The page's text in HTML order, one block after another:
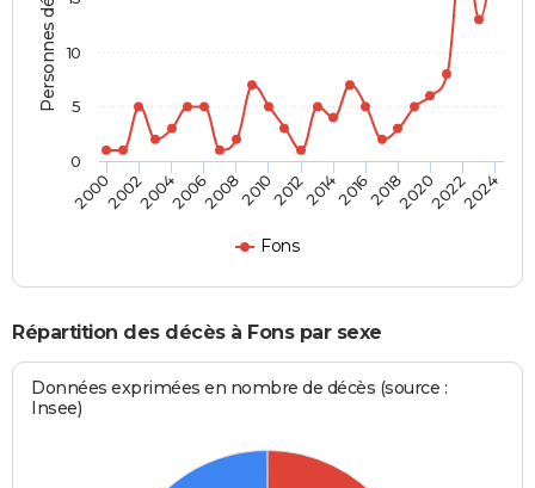
Fons
2000200220042006200820102012201420162018202020222024
0
5
10
Répartition des décès à Fons par sexe
Données exprimées en nombre de décès (source :
Insee)